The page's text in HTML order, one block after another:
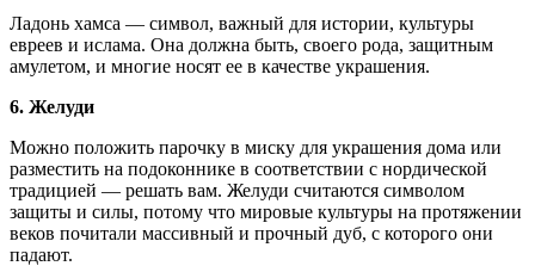
Ладонь хамса — символ, важный для истории, культуры
евреев и ислама. Она должна быть, своего рода, защитным
амулетом, и многие носят ее в качестве украшения.
6. Желуди
Можно положить парочку в миску для украшения дома или
разместить на подоконнике в соответствии с нордической
традицией — решать вам. Желуди считаются символом
защиты и силы, потому что мировые культуры на протяжении
веков почитали массивный и прочный дуб, с которого они
падают.